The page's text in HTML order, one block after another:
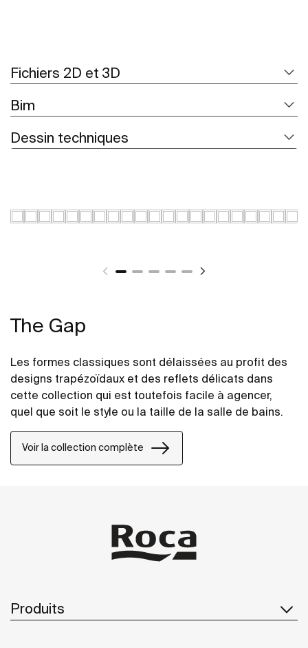
Fichiers 2D et 3D
Bim
Dessin techniques
The Gap
Les formes classiques sont délaissées au profit des
designs trapézoïdaux et des reflets délicats dans
cette collection qui est toutefois facile à agencer,
quel que soit le style ou la taille de la salle de bains.
Voir la collection complète
Produits